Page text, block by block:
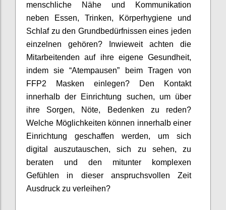
menschliche
Nähe
und Kommunikation
neben Essen, Trinken, Körperhygiene und
Schlaf zu den Grundbedürfnissen eines jeden
einzelnen gehören? Inwieweit achten die
Mitarbeitendenauf ihre eigene Gesundheit,
indemsie “Atempausen” beim Tragen von
FFP2 Masken einlegen? Den Kontakt
innerhalb der Einrichtung suchen, um über
ihre Sorgen, Nöte, Bedenken zu reden?
Welche Möglichkeiten können innerhalb einer
Einrichtung geschaffen werden, um sich
digital auszutauschen, sich zu sehen, zu
beraten
und den mitunter komplexen
Gefühl en in dieser anspruchsvollen Zeit
Ausdruck zu verleihen?